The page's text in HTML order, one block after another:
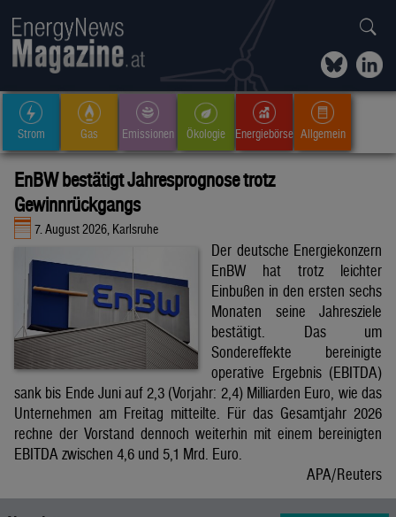
Strom Gas Emissionen Ökologie Energiebörse Allgemein
EnBW bestätigt Jahresprognose trotz
Gewinnrückgangs
7. August 2026, Karlsruhe
Der deutsche Energiekonzern
EnBW hat trotz leichter
Einbußen in den ersten sechs
Monaten seine Jahresziele
bestätigt. Das um
Sondereffekte bereinigte
operative Ergebnis (EBITDA)
sank bis Ende Juni auf 2,3 (Vorjahr: 2,4) Milliarden Euro, wie das
Unternehmen am Freitag mitteilte. Für das Gesamtjahr 2026
rechne der Vorstand dennoch weiterhin mit einem bereinigten
EBITDA zwischen 4,6 und 5,1 Mrd. Euro.
APA/Reuters